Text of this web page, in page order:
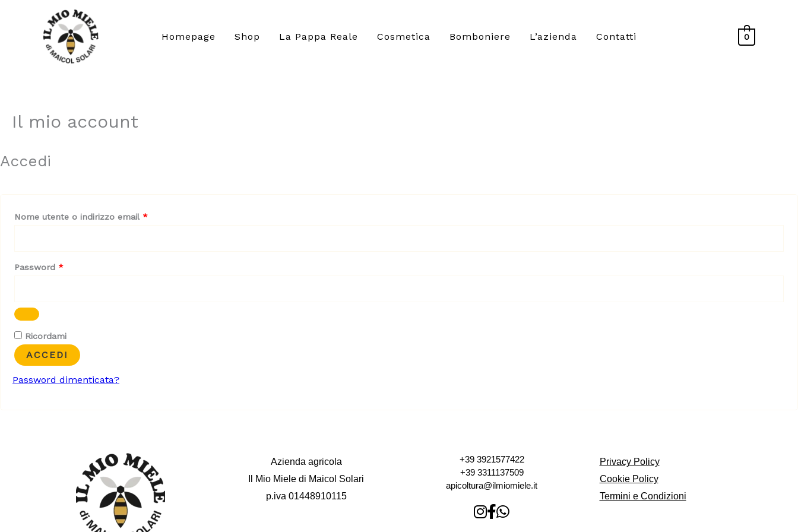
contenuto
Homepage Shop La Pappa Reale Cosmetica Bomboniere L’azienda Contatti 0
Il mio account
Accedi
Nome utente o indirizzo email *Richiesto
Password *Richiesto
Ricordami
ACCEDI
Password dimenticata?
Azienda agricola
Il Mio Miele di Maicol Solari
p.iva 01448910115
+39 3921577422
+39 3311137509
apicoltura@ilmiomiele.it
Privacy Policy
Cookie Policy
Termini e Condizioni